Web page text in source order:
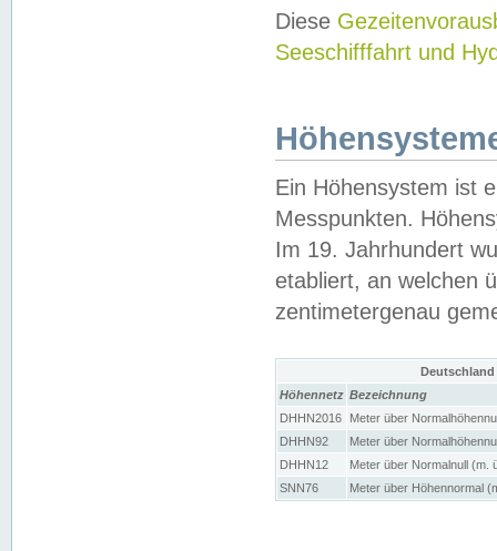
Diese
Seeschifffahrt und
Ein Höhensystem ist
Messpunkten.
Im 19. Jahrhundert
etabliert, an welchen
zentimetergenau
Höhennetz Bezeichnung
DHHN2016
Meter über
DHHN92
Meter über
DHHN12
Meter über Normalnull (m.
SNN76
Meter über Höhennormal